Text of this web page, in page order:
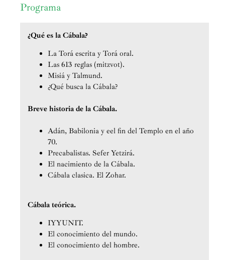
Programa
¿Qué es la Cábala?
La Torá escrita y Torá oral.
Las 613 reglas (mitzvot).
Misiá y Talmund.
¿Qué busca la Cábala?
Breve historia de la Cábala.
Adán, Babilonia y eel fin del Templo en el año
70.
Precabalistas. Sefer Yetzirá.
El nacimiento de la Cábala.
Cábala clasica. El Zohar.
Cábala teórica.
IYYUNIT.
El conocimiento del mundo.
El conocimiento del hombre.